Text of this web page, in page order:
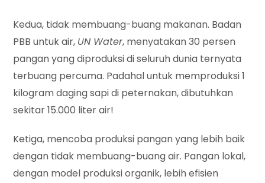
Kedua, tidak membuang-buang makanan. Badan
PBB untuk air, UN Water, menyatakan 30 persen
pangan yang diproduksi di seluruh dunia ternyata
terbuang percuma. Padahal untuk memproduksi 1
kilogram daging sapi di peternakan, dibutuhkan
sekitar 15.000 liter air!
Ketiga, mencoba produksi pangan yang lebih baik
dengan tidak membuang-buang air. Pangan lokal,
dengan model produksi organik, lebih efisien